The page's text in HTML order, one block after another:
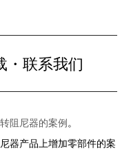
・联系我们
阻尼器的案例 。
器产品上增加零部件的案